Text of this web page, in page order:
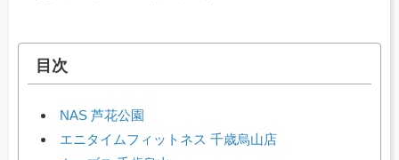
目次
NAS 芦花公園
エニタイムフィットネス 千歳烏山店